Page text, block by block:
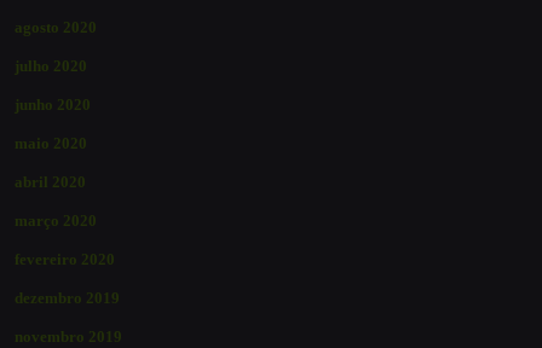
agosto 2020
julho 2020
junho 2020
maio 2020
abril 2020
março 2020
fevereiro 2020
dezembro 2019
novembro 2019